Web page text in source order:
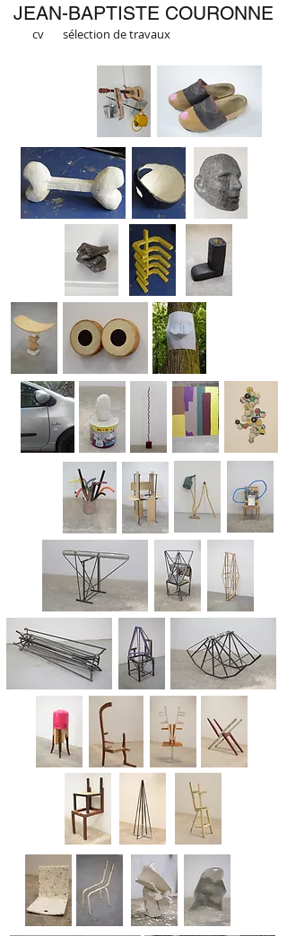
JEAN-BAPTISTE COURONNE
cv sélection de travaux